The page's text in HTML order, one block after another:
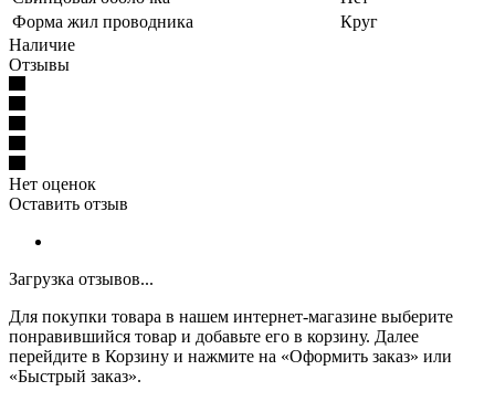
Форма жил проводника
Круг
Наличие
Отзывы
Нет оценок
Оставить отзыв
Загрузка отзывов...
Для покупки товара в нашем интернет-магазине выберите
понравившийся товар и добавьте его в корзину. Далее
перейдите в Корзину и нажмите на «Оформить заказ» или
«Быстрый заказ».